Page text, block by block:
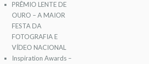
PRÊMIO LENTE DE
OURO – A MAIOR
FESTA DA
FOTOGRAFIA E
VÍDEO NACIONAL
Inspiration Awards –